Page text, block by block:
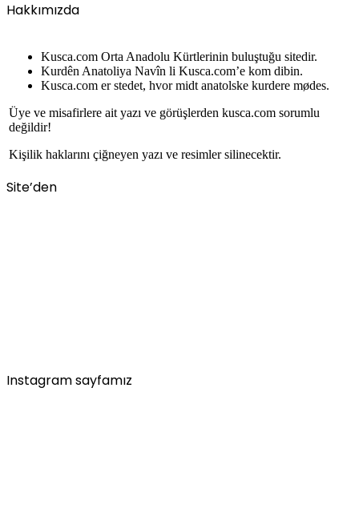
Hakkımızda
Kusca.com Orta Anadolu Kürtlerinin buluştuğu sitedir.
Kurdên Anatoliya Navîn li Kusca.com’e kom dibin.
Kusca.com er stedet, hvor midt anatolske kurdere mødes.
Üye ve misafirlere ait yazı ve görüşlerden kusca.com sorumlu
değildir!
Kişilik haklarını çiğneyen yazı ve resimler silinecektir.
Site’den
Instagram sayfamız